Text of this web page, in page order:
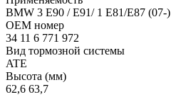
BMW 3 E90 / E91/ 1 E81/E87 (07-)
OEM номер
34 11 6 771 972
Вид тормозной системы
ATE
Высота (мм)
62,6 63,7